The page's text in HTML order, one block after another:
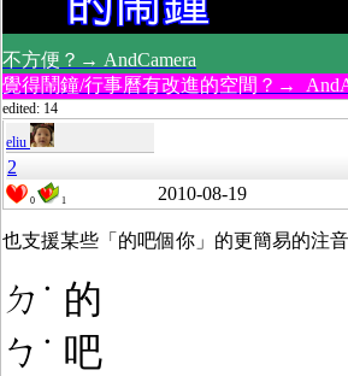
不方便？→ AndCamera
覺得鬧鐘/行事曆有改進的空間？→
edited: 14
eliu
2
0 1 2010-08-19
也支援某些「的吧個你」的更簡易的注
ㄉ ˙ 的
ㄅ ˙ 吧